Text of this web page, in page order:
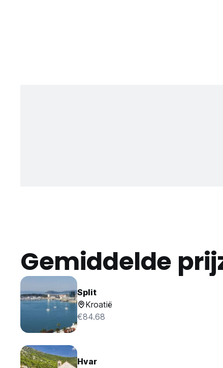
Gemiddelde
Split
Kroatië
€84.68
Hvar